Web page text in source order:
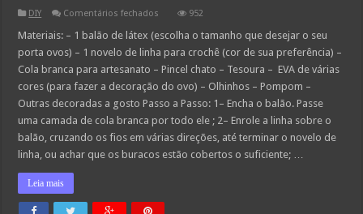
DIY Comentários fechados
como
Porta
Ovos
de
Páscoa
com
bexiga
linha
952
Materiais: – 1 balão de látex (escolha o tamanho que desejar o seu
porta ovos) – 1 novelo de linha para crochê (cor de sua preferência) –
Cola branca para artesanato – Pincel chato – Tesoura – EVA de várias
cores (para fazer a decoração do ovo) – Olhinhos – Pompom –
Outras decoradas a gosto Passo a Passo: 1– Encha o balão. Passe
uma camada de cola branca por todo ele ; 2– Enrole a linha sobre o
balão, cruzando os fios em várias direções, até terminar o novelo de
linha, ou achar que os buracos estão cobertos o suficiente; …
Leia mais